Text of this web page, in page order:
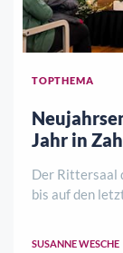
TOPTHEMA
Jahr in
Der Rittersaal
bis auf den
SUSANNE WESCHE